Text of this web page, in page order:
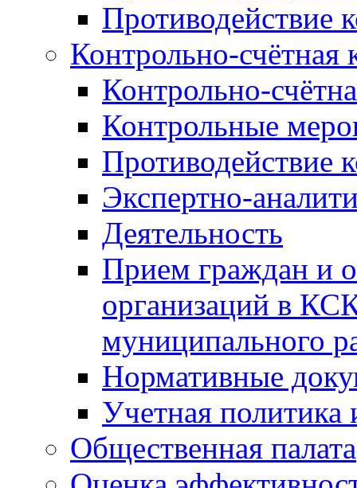
Противодействие
Контрольно-счётная
Контрольно-
Контрольные
Противодействие
Экспертно-
Деятельность
Прием граждан и
организаций в
муниципального
Нормативные
Учетная политика
Общественная палата